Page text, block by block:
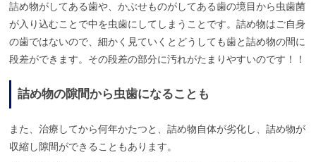
詰め物がしてある歯や、かぶせものがしてある歯の境目から虫歯菌
が入り込むことで中を虫歯にしてしまうことです。詰め物はご自身
の歯ではないので、細かく見ていくとどうしても歯と詰め物の間に
段差ができます。その段差の部分に汚れがたまりやすいのです！！
詰め物の隙間から虫歯になることも
また、治療してから何年かたつと、詰め物自体が劣化し、詰め物が
収縮し隙間ができることもあります。